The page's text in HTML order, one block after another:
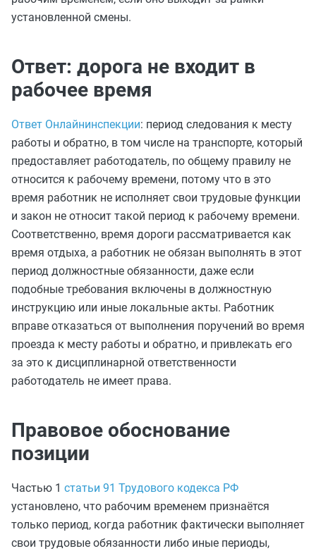
установленной смены.
Ответ: дорога не входит в
рабочее время
Ответ Онлайнинспекции: период следования к месту
работы и обратно, в том числе на транспорте, который
предоставляет работодатель, по общему правилу не
относится к рабочему времени, потому что в это
время работник не исполняет свои трудовые функции
и закон не относит такой период к рабочему времени.
Соответственно, время дороги рассматривается как
время отдыха, а работник не обязан выполнять в этот
период должностные обязанности, даже если
подобные требования включены в должностную
инструкцию или иные локальные акты. Работник
вправе отказаться от выполнения поручений во время
проезда к месту работы и обратно, и привлекать его
за это к дисциплинарной ответственности
работодатель не имеет права.
Правовое обоснование
позиции
Частью 1 статьи 91 Трудового кодекса РФ
установлено, что рабочим временем признаётся
только период, когда работник фактически выполняет
свои трудовые обязанности либо иные периоды,